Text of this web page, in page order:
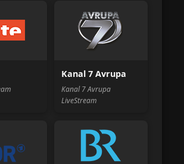
Kanal 7 Avrupa
Kanal 7 Avrupa
LiveStream